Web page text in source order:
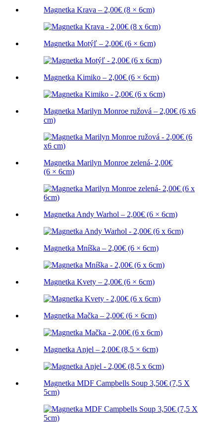
Magnetka Krava – 2,00€ (8 × 6cm)
Magnetka Motýľ – 2,00€ (6 × 6cm)
Magnetka Kimiko – 2,00€ (6 × 6cm)
Magnetka Marilyn Monroe ružová – 2,00€ (6 x6
cm)
Magnetka Marilyn Monroe zelená- 2,00€
(6 × 6cm)
Magnetka Andy Warhol – 2,00€ (6 × 6cm)
Magnetka Mníška – 2,00€ (6 × 6cm)
Magnetka Kvety – 2,00€ (6 × 6cm)
Magnetka Mačka – 2,00€ (6 × 6cm)
Magnetka Anjel – 2,00€ (8,5 × 6cm)
Magnetka MDF Campbells Soup 3,50€ (7,5 X
5cm)